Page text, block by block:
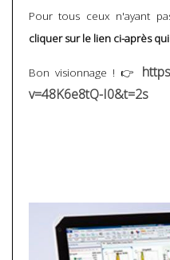
Pour tous ceux n'ayant
cliquer sur le lien ci-après
Bon visionnage ! 👉
v=48K6e8tQ-I0&t=2s